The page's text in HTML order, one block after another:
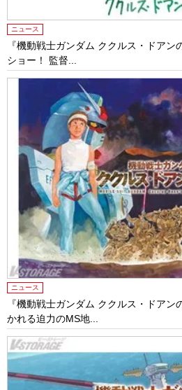
ニュース
『機動戦士ガンダム ククルス・ドア
ショー！ 監督...
ニュース
『機動戦士ガンダム ククルス・ドア
かれる迫力のMS地...